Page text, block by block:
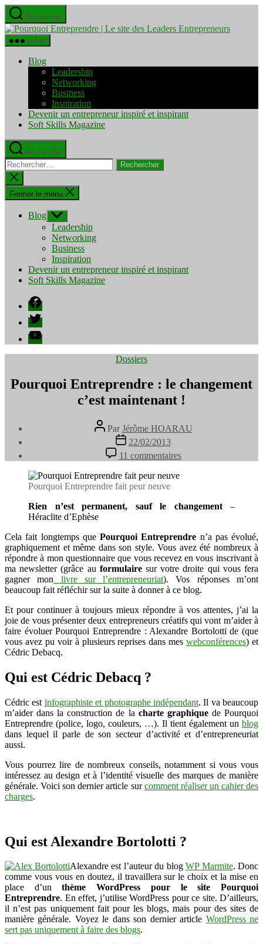
Aller
au
contenu
Recherche
Pourquoi
Menu
Blog
Leadership
Networking
Business
Inspiration
Devenir un entrepreneur inspiré et inspirant
Soft Skills Magazine
Recherche
Rechercher :
Fermer
la
recherche
Fermer le menu
Blog Afficher
le
sous-
menu
Leadership
Networking
Business
Inspiration
Devenir un entrepreneur inspiré et inspirant
Soft Skills Magazine
Facebook
Twitter
YouTube
Catégories
Dossiers
Pourquoi Entreprendre : le changement
c’est maintenant !
Auteur
de
l’article
Par Jérôme HOARAU
Date
de
l’article
22/02/2013
11 commentairessur
Pourquoi
changement
!
Pourquoi Entreprendre fait peur neuve
Rien n’est permanent, sauf le changement–
Héraclite d’Ephèse
Cela fait longtemps que Pourquoi Entreprendre n’a pas évolué,
graphiquement et même dans son style. Vous avez été nombreux à
répondre à mon questionnaire que vous recevez en vous inscrivant à
ma newsletter (grâce au formulairesur votre droite qui vous fera
gagner mon livre sur l’entrepreneuriat). Vos réponses m’ont
beaucoup fait réfléchir sur la suite à donner à ce blog.
Et pour continuer à toujours mieux répondre à vos attentes, j’ai la
joie de vous présenter deux entrepreneurs créatifs qui vont m’aider à
faire évoluer Pourquoi Entreprendre : Alexandre Bortolotti de (que
vous avez pu voir à plusieurs reprises dans meswebconférences) et
Cédric Debacq.
Qui est Cédric Debacq ?
Cédric est infographiste et photographe indépendant. Il va beaucoup
m’aider dans la construction de la charte graphiquede Pourquoi
Entreprendre (police, logo, couleurs, …). Il tient également un blog
dans lequel il parle de son secteur d’activité et d’entrepreneuriat
aussi.
Vous pourrez lire de nombreux conseils, notamment si vous vous
intéressez au design et à l’identité visuelle des marques de manière
générale. Voici son dernier article surcomment réaliser un cahier des
charges.
Qui est Alexandre Bortolotti ?
Alexandre est l’auteur du blogWP Marmite. Donc
comme vous vous en doutez, il travaillera sur le choix et la mise en
place d’unthème WordPress pour le site Pourquoi
Entreprendre. En effet, j’utilise WordPress pour ce site. D’ailleurs,
il n’est pas uniquement fait pour les blogs, mais pour des sites de
manière générale. Voyez le dans son dernier article WordPress ne
sert pas uniquement à faire des blogs.